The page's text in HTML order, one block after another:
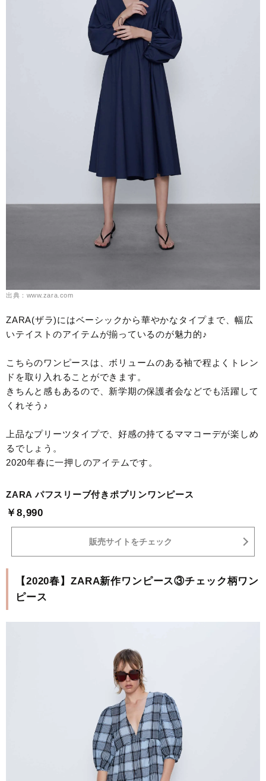
出典：www.zara.com
ZARA(ザラ)にはベーシックから華やかなタイプまで、幅広
いテイストのアイテムが揃っているのが魅力的♪
こちらのワンピースは、ボリュームのある袖で程よくトレン
ドを取り入れることができます。
きちんと感もあるので、新学期の保護者会などでも活躍して
くれそう♪
上品なプリーツタイプで、好感の持てるママコーデが楽しめ
るでしょう。
2020年春に一押しのアイテムです。
ZARA パフスリーブ付きポプリンワンピース
￥8,990
販売サイトをチェック
【2020春】ZARA新作ワンピース③チェック柄ワン
ピース